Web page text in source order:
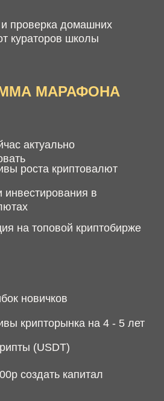
проверка домашних
кураторов школы
МАРАФОНА
актуально
роста криптовалют
инвестирования в
на топовой криптобирже
новичков
крипторынка на 4 - 5 лет
(USDT)
создать капитал